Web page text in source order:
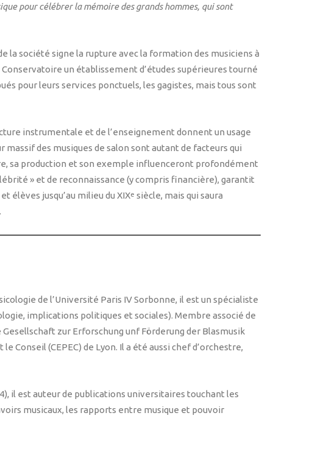
pour célébrer la mémoire des grands hommes, qui sont
la société signe la rupture avec la formation des musiciens à
un établissement d’études supérieures tourné
pour leurs services ponctuels, les gagistes, mais tous sont
instrumentale et de l’enseignement donnent un usage
des musiques de salon sont autant de facteurs qui
sa production et son exemple influenceront profondément
» et de reconnaissance (y compris financière), garantit
élèves jusqu’au milieu du XIXe siècle, mais qui saura
de l’Université Paris IV Sorbonne, il est un spécialiste
implications politiques et sociales). Membre associé de
Gesellschaft zur Erforschung unf Förderung der Blasmusik
Conseil (CEPEC) de Lyon. Il a été aussi chef d’orchestre,
il est auteur de publications universitaires touchant les
musicaux, les rapports entre musique et pouvoir